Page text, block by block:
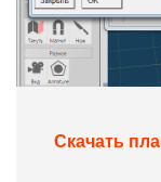
Скачать